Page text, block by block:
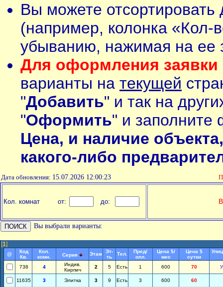
Вы можете
(например, колонка «Кол-
убыванию, нажимая на ее
Для оформления заявки
варианты на текущей
"Добавить" и так на
"Оформить" и заполните
Цена, и наличие
какого-либо
Дата обновления: 15.07.2026 12:00:23
Кол. комнат от: до:
Вы выбрали варианты:
[1]
@
Код
Кв.
Кол.
комн.
Серия Этаж
Эт-
ть
Тел.
Пред/
опл.
Цена $/
мес
Цена $
сутки
738 4
Индив.
Кирпич
2 5 Есть 1 600 70
11635 3 Элитка 3 9 Есть 3 600 60